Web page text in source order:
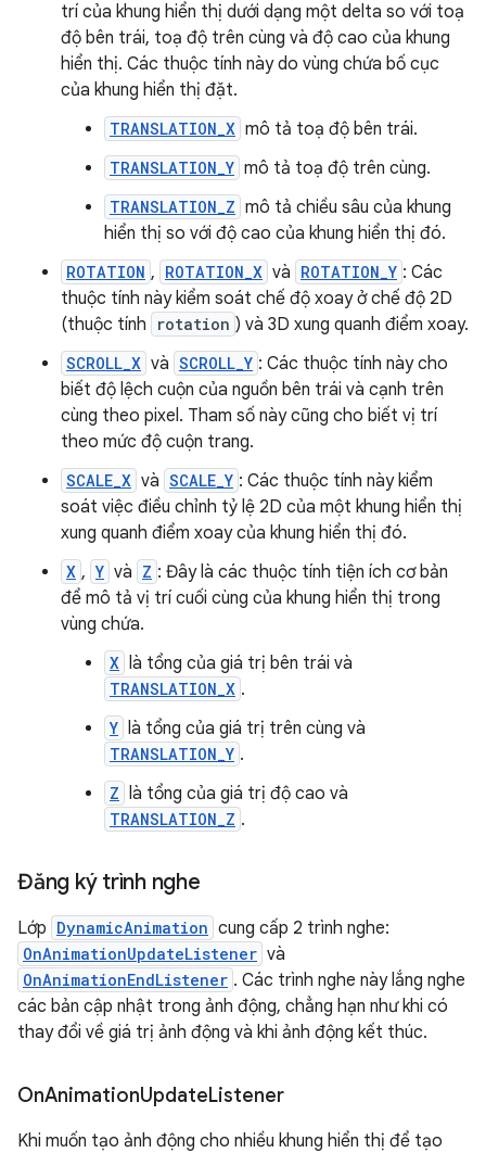
trí của khung hiển thị dưới dạng một delta so với toạ
độ bên trái, toạ độ trên cùng và độ cao của khung
hiển thị. Các thuộc tính này do vùng chứa bố cục
của khung hiển thị đặt.
TRANSLATION_X mô tả toạ độ bên trái.
TRANSLATION_Y mô tả toạ độ trên cùng.
TRANSLATION_Z mô tả chiều sâu của khung
hiển thị so với độ cao của khung hiển thị đó.
ROTATION , ROTATION_X và ROTATION_Y : Các
thuộc tính này kiểm soát chế độ xoay ở chế độ 2D
(thuộc tính
rotation ) và 3D xung quanh điểm xoay.
SCROLL_X và SCROLL_Y : Các thuộc tính này cho
biết độ lệch cuộn của nguồn bên trái và cạnh trên
cùng theo pixel. Tham số này cũng cho biết vị trí
theo mức độ cuộn trang.
SCALE_X và SCALE_Y : Các thuộc tính này kiểm
soát việc điều chỉnh tỷ lệ 2D của một khung hiển thị
xung quanh điểm xoay của khung hiển thị đó.
X , Y và Z : Đây là các thuộc tính tiện ích cơ bản
để mô tả vị trí cuối cùng của khung hiển thị trong
vùng chứa.
X là tổng của giá trị bên trái và
TRANSLATION_X .
Y là tổng của giá trị trên cùng và
TRANSLATION_Y .
Z là tổng của giá trị độ cao và
TRANSLATION_Z .
Đăng ký trình nghe
Lớp DynamicAnimation cung cấp 2 trình nghe:
OnAnimationUpdateListener và
OnAnimationEndListener . Các trình nghe này lắng nghe
các bản cập nhật trong ảnh động, chẳng hạn như khi có
thay đổi về giá trị ảnh động và khi ảnh động kết thúc.
OnAnimationUpdateListener
Khi muốn tạo ảnh động cho nhiều khung hiển thị để tạo